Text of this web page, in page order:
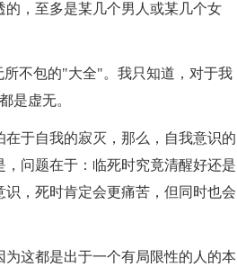
，至多是某几个男人或某几个女
不包的"大全"。我只知道，对于我
是虚无。
于自我的寂灭，那么，自我意识的
问题在于：临死时究竟清醒好还是
，死时肯定会更痛苦，但同时也会
这都是出于一个有局限性的人的本